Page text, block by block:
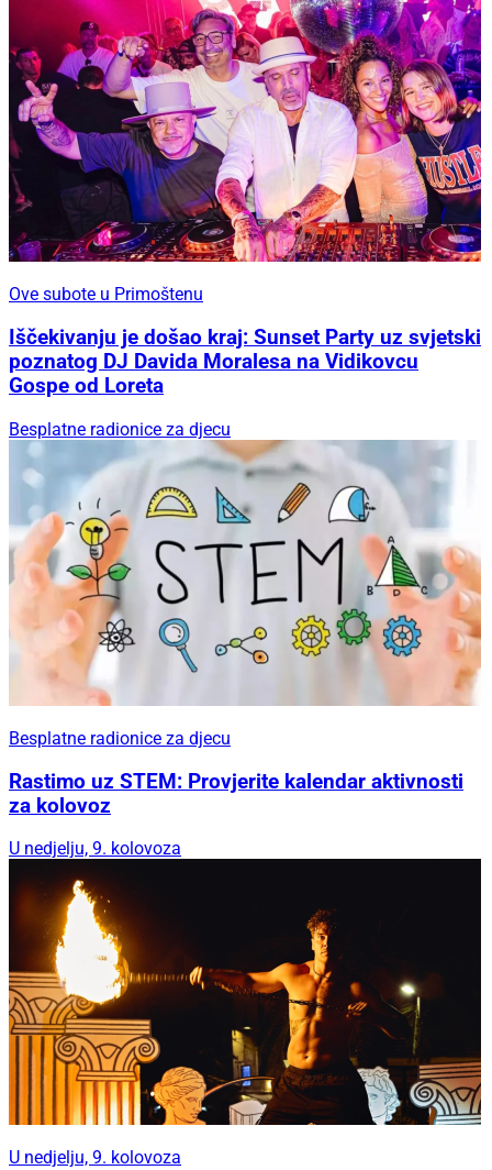
Ove subote u Primoštenu
Iščekivanju je došao kraj: Sunset Party uz svjetski
poznatog DJ Davida Moralesa na Vidikovcu
Gospe od Loreta
Besplatne radionice za djecu
Besplatne radionice za djecu
Rastimo uz STEM: Provjerite kalendar aktivnosti
za kolovoz
U nedjelju, 9. kolovoza
U nedjelju, 9. kolovoza